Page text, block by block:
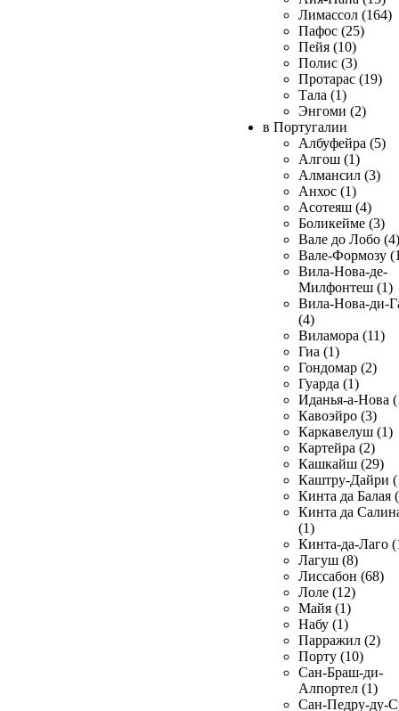
Лимассол (164)
Пафос (25)
Пейя (10)
Полис (3)
Протарас (19)
Тала (1)
Энгоми (2)
в Португалии
Албуфейра (5)
Алгош (1)
Алмансил (3)
Анхос (1)
Асотеяш (4)
Боликейме (3)
Вале до Лобо (4)
Вале-Формозу
Вила-Нова-де-
Милфонтеш (1)
Вила-Нова-ди-
(4)
Виламора (11)
Гиа (1)
Гондомар (2)
Гуарда (1)
Иданья-а-Нова
Кавоэйро (3)
Каркавелуш (1)
Картейра (2)
Кашкайш (29)
Каштру-Дайри
Кинта да Балая
Кинта да
(1)
Кинта-да-Лаго
Лагуш (8)
Лиссабон (68)
Лоле (12)
Майя (1)
Набу (1)
Парражил (2)
Порту (10)
Сан-Браш-ди-
Алпортел (1)
Сан-Педру-ду-